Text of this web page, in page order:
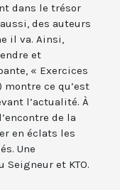
dans le trésor
des auteurs
il va. Ainsi,
et
« Exercices
ce qu’est
l’actualité. À
de la
en éclats les
Une
Seigneur et KTO.